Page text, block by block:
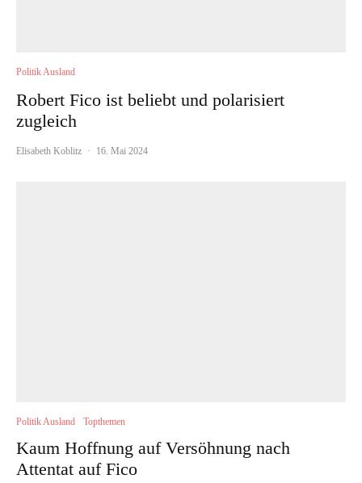
Politik Ausland
Robert Fico ist beliebt und polarisiert
zugleich
Elisabeth Koblitz · 16. Mai 2024
Politik Ausland Topthemen
Kaum Hoffnung auf Versöhnung nach
Attentat auf Fico